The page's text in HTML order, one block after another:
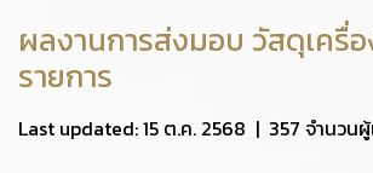
ผลงานการส่งมอบ วัสดุเครื่
รายการ
Last updated: 15 ต.ค. 2568 | 357 จำนวน